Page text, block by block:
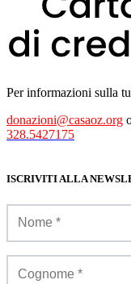
Per informazioni sulla
donazioni@casaoz.org
328.5427175
ISCRIVITI ALLA